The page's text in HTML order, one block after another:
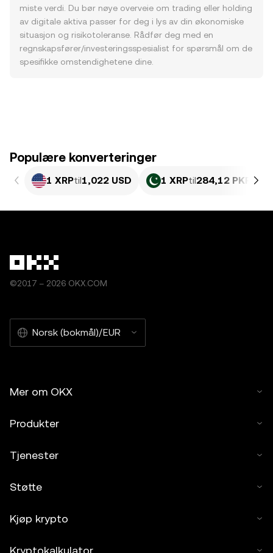
miste verdi. Du bør nøye overveie om trading eller holding
av digitale aktiva passer for deg i lys av din økonomiske
situasjon og risikotoleranse. Rådfør deg med en
regnskapsfører/investeringsspesialist for spørsmål om de
spesifikke omstendighetene dine.
Populære konverteringer
1 XRPtil1,022 USD 1 XRPtil284,12 PKR
©2017 – 2026 OKX.COM
Norsk (bokmål)/EUR
Mer om OKX
Produkter
Tjenester
Støtte
Kjøp krypto
Kryptokalkulator